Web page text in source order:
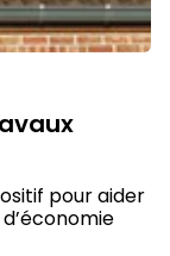
pour aider